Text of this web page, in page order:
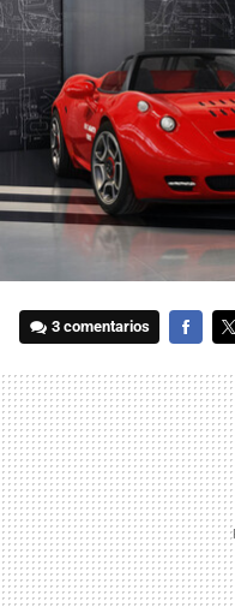
3 comentarios